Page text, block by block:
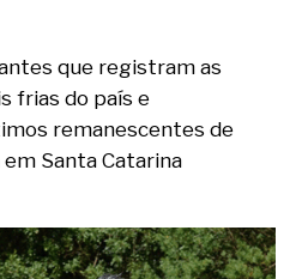
que registram as
frias do país e
remanescentes de
Santa Catarina